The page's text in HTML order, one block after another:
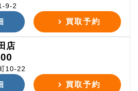
9-2
買取予約
店
10-22
買取予約